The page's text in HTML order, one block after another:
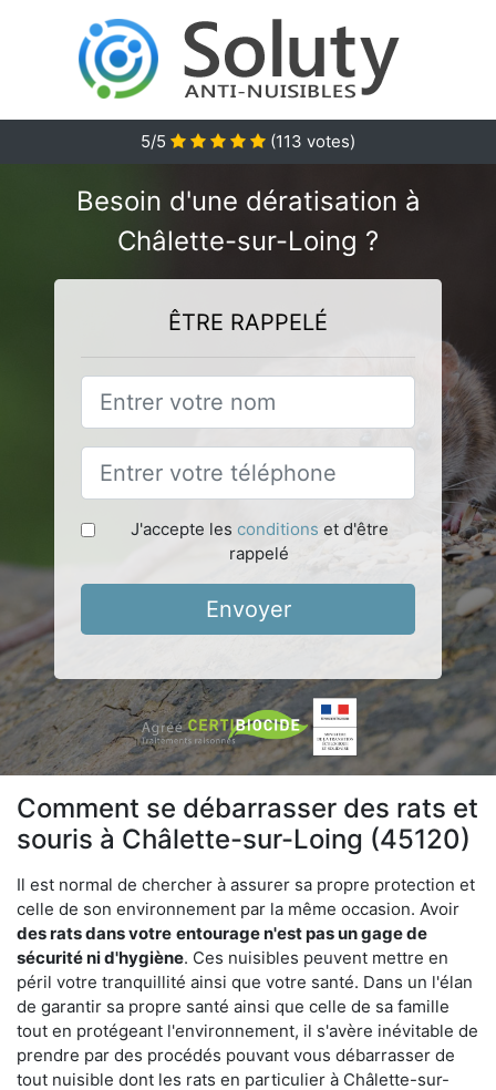
5/5 (113 votes)
Besoin d'une dératisation à
Châlette-sur-Loing ?
ÊTRE RAPPELÉ
J'accepte les conditions et d'être
rappelé
Envoyer
Comment se débarrasser des rats et
souris à Châlette-sur-Loing (45120)
Il est normal de chercher à assurer sa propre protection et
celle de son environnement par la même occasion. Avoir
des rats dans votre entourage n'est pas un gage de
sécurité ni d'hygiène. Ces nuisibles peuvent mettre en
péril votre tranquillité ainsi que votre santé. Dans un l'élan
de garantir sa propre santé ainsi que celle de sa famille
tout en protégeant l'environnement, il s'avère inévitable de
prendre par des procédés pouvant vous débarrasser de
tout nuisible dont les rats en particulier à Châlette-sur-